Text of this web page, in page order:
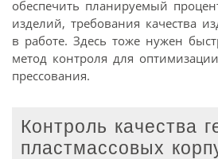
обеспечить планируемый
изделий, требования качества
в работе. Здесь тоже нужен
метод контроля для
прессования.
Контроль качества
пластмассовых